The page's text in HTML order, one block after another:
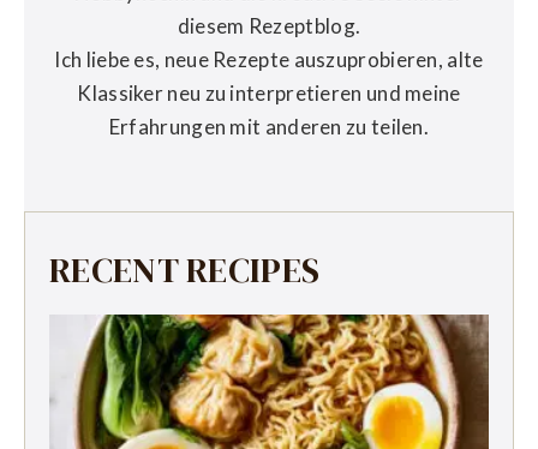
diesem Rezeptblog.
Ich liebe es, neue Rezepte auszuprobieren, alte
Klassiker neu zu interpretieren und meine
Erfahrungen mit anderen zu teilen.
RECENT RECIPES